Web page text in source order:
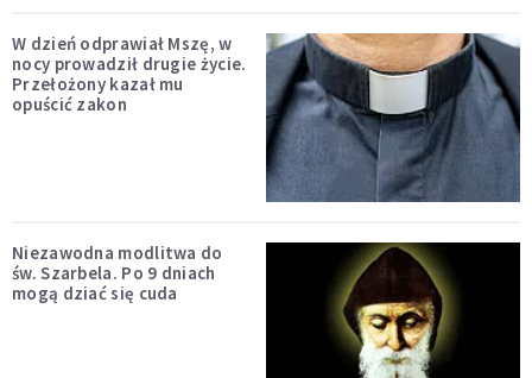
W dzień odprawiał Mszę, w
nocy prowadził drugie życie.
Przełożony kazał mu
opuścić zakon
Niezawodna modlitwa do
św. Szarbela. Po 9 dniach
mogą dziać się cuda